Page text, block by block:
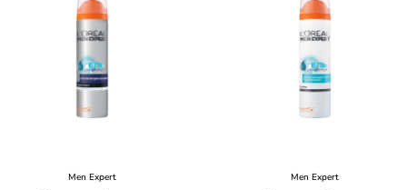
Men Expert Men Expert